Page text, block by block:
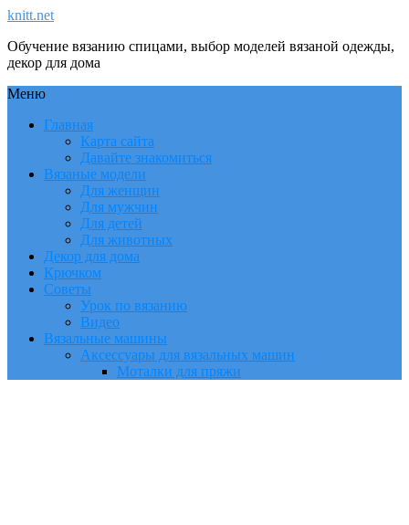
knitt.net
Обучение вязанию спицами, выбор моделей вязаной одежды,
декор для дома
Меню
Главная
Карта сайта
Давайте знакомиться
Вязаные модели
Для женщин
Для мужчин
Для детей
Для животных
Декор для дома
Крючком
Советы
Урок по вязанию
Видео
Вязальные машины
Аксессуары для вязальных машин
Моталки для пряжи